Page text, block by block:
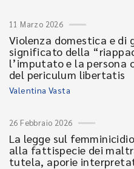
11 Marzo 2026
Violenza domestica e di
significato della
l’imputato e la persona
del periculum libertatis
Valentina Vasta
26 Febbraio 2026
La legge sul
alla fattispecie dei
tutela, aporie